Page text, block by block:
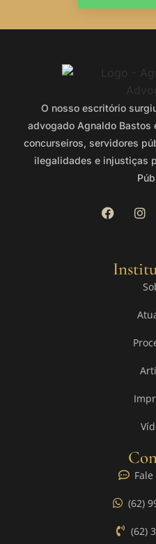
O nosso escritório
advogado Agnaldo Bastos
concurseiros, servidores
ilegalidades e injustiças
(62)
(62)